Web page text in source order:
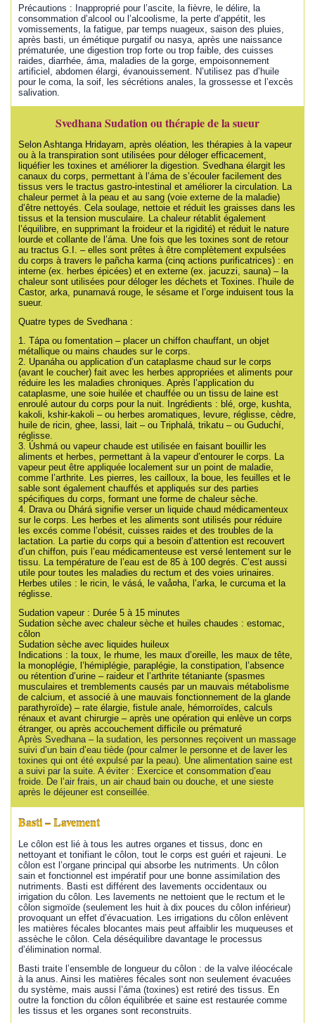
Précautions : Inapproprié pour l’ascite, la fièvre, le délire, la
consommation d’alcool ou l’alcoolisme, la perte d’appétit, les
vomissements, la fatigue, par temps nuageux, saison des pluies,
après basti, un émétique purgatif ou nasya, après une naissance
prématurée, une digestion trop forte ou trop faible, des cuisses
raides, diarrhée, áma, maladies de la gorge, empoisonnement
artificiel, abdomen élargi, évanouissement. N’utilisez pas d’huile
pour le coma, la soif, les sécrétions anales, la grossesse et l’excès
salivation.
Svedhana Sudation ou thérapie de la sueur
Selon Ashtanga Hridayam, après oléation, les thérapies à la vapeur
ou à la transpiration sont utilisées pour déloger efficacement,
liquéfier les toxines et améliorer la digestion. Svedhana élargit les
canaux du corps, permettant à l’áma de s’écouler facilement des
tissus vers le tractus gastro-intestinal et améliorer la circulation. La
chaleur permet à la peau et au sang (voie externe de la maladie)
d’être nettoyés. Cela soulage, nettoie et réduit les graisses dans les
tissus et la tension musculaire. La chaleur rétablit également
l’équilibre, en supprimant la froideur et la rigidité) et réduit le nature
lourde et collante de l’áma. Une fois que les toxines sont de retour
au tractus G.I. – elles sont prêtes à être complètement expulsées
du corps à travers le pañcha karma (cinq actions purificatrices) : en
interne (ex. herbes épicées) et en externe (ex. jacuzzi, sauna) – la
chaleur sont utilisées pour déloger les déchets et Toxines. l’huile de
Castor, arka, punarnavá rouge, le sésame et l’orge induisent tous la
sueur.
Quatre types de Svedhana :
1. Tápa ou fomentation – placer un chiffon chauffant, un objet
métallique ou mains chaudes sur le corps.
2. Upanáha ou application d’un cataplasme chaud sur le corps
(avant le coucher) fait avec les herbes appropriées et aliments pour
réduire les les maladies chroniques. Après l’application du
cataplasme, une soie huilée et chauffée ou un tissu de laine est
enroulé autour du corps pour la nuit. Ingrédients : blé, orge, kushta,
kakoli, kshir-kakoli – ou herbes aromatiques, levure, réglisse, cèdre,
huile de ricin, ghee, lassi, lait – ou Triphalá, trikatu – ou Guduchí,
réglisse.
3. Úshmá ou vapeur chaude est utilisée en faisant bouillir les
aliments et herbes, permettant à la vapeur d’entourer le corps. La
vapeur peut être appliquée localement sur un point de maladie,
comme l’arthrite. Les pierres, les cailloux, la boue, les feuilles et le
sable sont également chauffés et appliqués sur des parties
spécifiques du corps, formant une forme de chaleur sèche.
4. Drava ou Dhárá signifie verser un liquide chaud médicamenteux
sur le corps. Les herbes et les aliments sont utilisés pour réduire
les excés comme l’obésit, cuisses raides et des troubles de la
lactation. La partie du corps qui a besoin d’attention est recouvert
d’un chiffon, puis l’eau médicamenteuse est versé lentement sur le
tissu. La température de l’eau est de 85 à 100 degrés. C’est aussi
utile pour toutes les maladies du rectum et des voies urinaires.
Herbes utiles : le ricin, le vásá, le vaå¤ha, l’arka, le curcuma et la
réglisse.
Sudation vapeur : Durée 5 à 15 minutes
Sudation sèche avec chaleur sèche et huiles chaudes : estomac,
côlon
Sudation sèche avec liquides huileux
Indications : la toux, le rhume, les maux d’oreille, les maux de tête,
la monoplégie, l’hémiplégie, paraplégie, la constipation, l’absence
ou rétention d’urine – raideur et l’arthrite tétaniante (spasmes
musculaires et tremblements causés par un mauvais métabolisme
de calcium, et associé à une mauvais fonctionnement de la glande
parathyroïde) – rate élargie, fistule anale, hémorroïdes, calculs
rénaux et avant chirurgie – après une opération qui enlève un corps
étranger, ou après accouchement difficile ou prématuré
Après Svedhana – la sudation, les personnes reçoivent un massage
suivi d’un bain d’eau tiède (pour calmer le personne et de laver les
toxines qui ont été expulsé par la peau). Une alimentation saine est
a suivi par la suite. A éviter : Exercice et consommation d’eau
froide. De l’air frais, un air chaud bain ou douche, et une sieste
après le déjeuner est conseillée.
Basti – Lavement
Le côlon est lié à tous les autres organes et tissus, donc en
nettoyant et tonifiant le côlon, tout le corps est guéri et rajeuni. Le
côlon est l’organe principal qui absorbe les nutriments. Un côlon
sain et fonctionnel est impératif pour une bonne assimilation des
nutriments. Basti est différent des lavements occidentaux ou
irrigation du côlon. Les lavements ne nettoient que le rectum et le
côlon sigmoïde (seulement les huit à dix pouces du côlon inférieur)
provoquant un effet d’évacuation. Les irrigations du côlon enlèvent
les matières fécales blocantes mais peut affaiblir les muqueuses et
assèche le côlon. Cela déséquilibre davantage le processus
d’élimination normal.
Basti traite l’ensemble de longueur du côlon : de la valve iléocécale
à la anus. Ainsi les matières fécales sont non seulement évacuées
du système, mais aussi l’áma (toxines) est retiré des tissus. En
outre la fonction du côlon équilibrée et saine est restaurée comme
les tissus et les organes sont reconstruits.